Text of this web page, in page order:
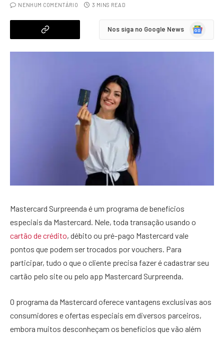
NENHUM COMENTÁRIO 3 MINS READ
Nos siga no Google News
Google
Mastercard Surpreenda é um programa de benefícios
especiais da Mastercard. Nele, toda transação usando o
cartão de crédito, débito ou pré-pago Mastercard vale
pontos que podem ser trocados por vouchers. Para
participar, tudo o que o cliente precisa fazer é cadastrar seu
cartão pelo site ou pelo app Mastercard Surpreenda.
O programa da Mastercard oferece vantagens exclusivas aos
consumidores e ofertas especiais em diversos parceiros,
embora muitos desconheçam os benefícios que vão além